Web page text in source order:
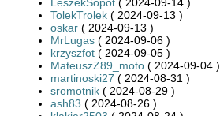
TolekTrolek ( 2024-09-13 )
oskar ( 2024-09-13 )
MrLugas ( 2024-09-06 )
krzyszfot ( 2024-09-05 )
MateuszZ89_moto ( 2024-09-04 )
martinoski27 ( 2024-08-31 )
sromotnik ( 2024-08-29 )
ash83 ( 2024-08-26 )